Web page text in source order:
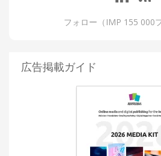
フォロー（IMP 155 000
広告掲載ガイド